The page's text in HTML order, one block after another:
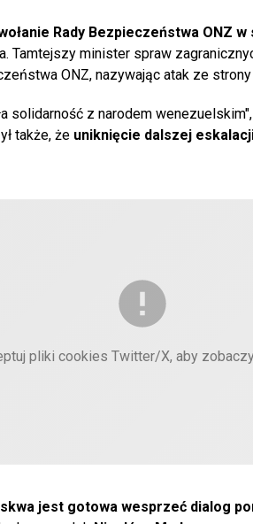
Rady Bezpieczeństwa ONZ
Tamtejszy minister spraw
ONZ, nazywając atak ze
solidarność z narodem
także, że uniknięcie dalszej
pliki cookies Twitter/X, aby
jest gotowa wesprzeć dialog